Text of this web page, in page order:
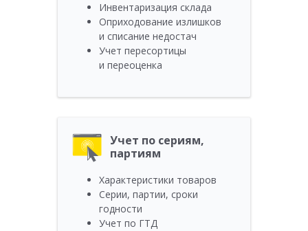
Инвентаризация склада
Оприходование излишков
и списание недостач
Учет пересортицы
и переоценка
Учет по сериям,
партиям
Характеристики товаров
Серии, партии, сроки
годности
Учет по ГТД